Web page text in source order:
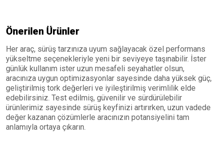
Önerilen Ürünler
Her araç, sürüş tarzınıza uyum sağlayacak özel performans
yükseltme seçenekleriyle yeni bir seviyeye taşınabilir. İster
günlük kullanım ister uzun mesafeli seyahatler olsun,
aracınıza uygun optimizasyonlar sayesinde daha yüksek güç,
geliştirilmiş tork değerleri ve iyileştirilmiş verimlilik elde
edebilirsiniz. Test edilmiş, güvenilir ve sürdürülebilir
ürünlerimiz sayesinde sürüş keyfinizi artırırken, uzun vadede
değer kazanan çözümlerle aracınızın potansiyelini tam
anlamıyla ortaya çıkarın.